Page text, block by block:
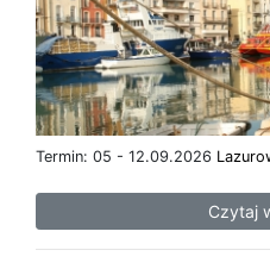
Termin: 05 - 12.09.2026
Czytaj